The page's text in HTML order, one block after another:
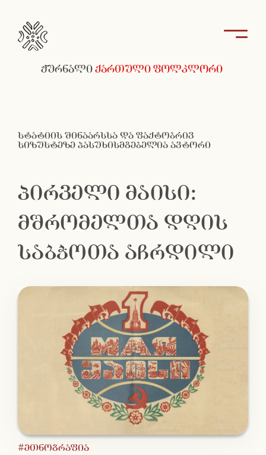
ჟურნალიქართული ფოლკლორი
სტატიის შინაარსსა და ფაქტობრივ
სიზუსტეზე პასუხისმგებელია ავტორი
პირველი მაისი:
მშრომელთა დღის
საბჭოთა აჩრდილი
#ეთნოგრაფია